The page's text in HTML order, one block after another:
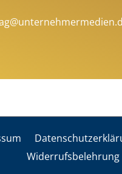
Wider­rufs­be­leh­rung